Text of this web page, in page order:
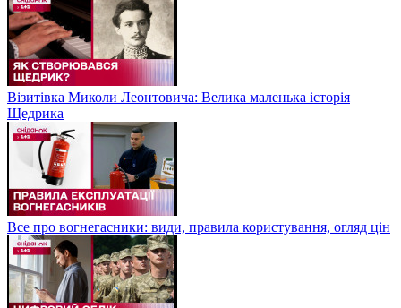
Візитівка Миколи Леонтовича: Велика маленька історія
Щедрика
Все про вогнегасники: види, правила користування, огляд цін